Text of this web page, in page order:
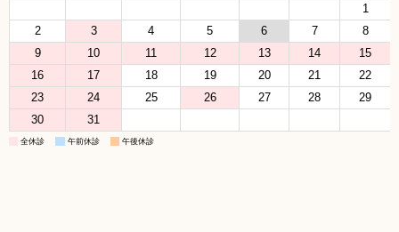
1
2
3 4 5 6 7
8
9
10 11 12 13 14
15
16
17 18 19 20 21
22
23
24 25 26 27 28
29
30
31
全休診 午前休診 午後休診